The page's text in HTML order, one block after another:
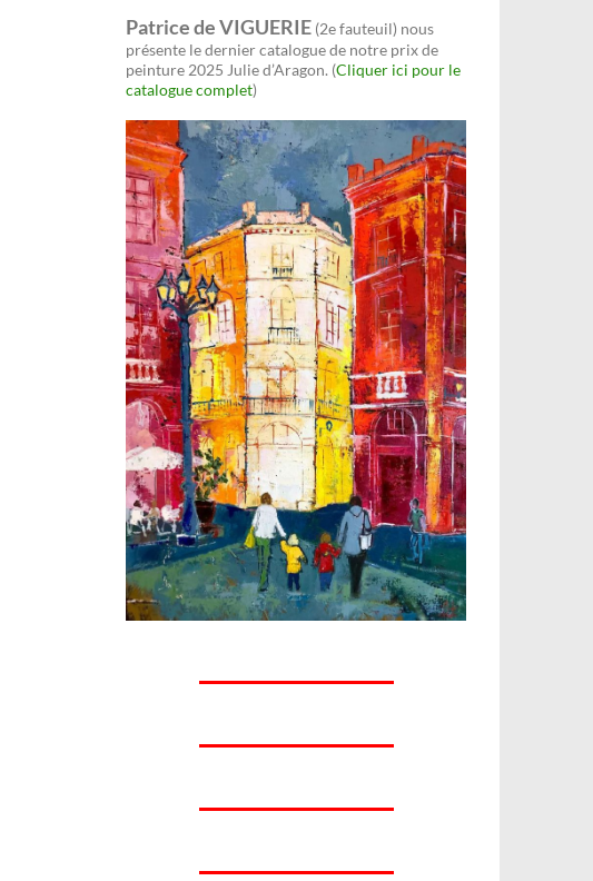
Patrice de VIGUERIE (2e fauteuil) nous
présente le dernier catalogue de notre prix de
peinture 2025 Julie d’Aragon. (Cliquer ici pour le
catalogue complet)